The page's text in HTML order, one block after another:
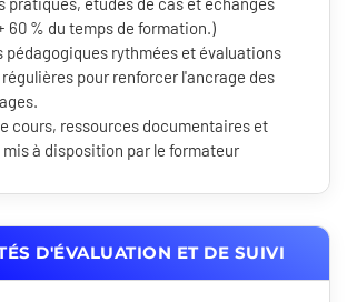
60 % du temps de formation.)
pédagogiques rythmées et évaluations
pour renforcer l'ancrage des
cours, ressources documentaires et
à disposition par le formateur
D'ÉVALUATION ET DE SUIVI